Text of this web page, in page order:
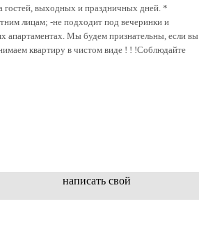
гостей, выходных и праздничных дней. *
лицам; -не подходит под вечеринки и
Мы будем признательны, если вы
квартиру в чистом виде ! ! !Соблюдайте
написать свой